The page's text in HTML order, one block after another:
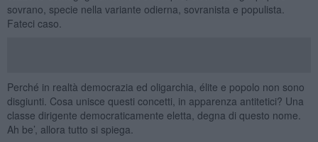
sovrano, specie nella variante odierna, sovranista e populista.
Fateci caso.
Perché in realtà democrazia ed oligarchia, élite e popolo non sono
disgiunti. Cosa unisce questi concetti, in apparenza antitetici? Una
classe dirigente democraticamente eletta, degna di questo nome.
Ah be’, allora tutto si spiega.